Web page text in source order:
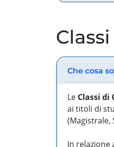
Che cosa
Le Classi di
ai titoli di
(Magistrale,
In